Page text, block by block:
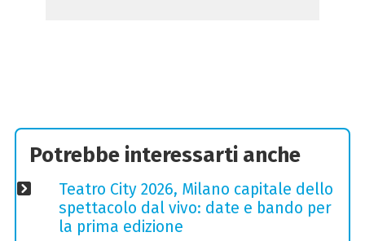
Potrebbe interessarti anche
Teatro City 2026, Milano capitale dello
spettacolo dal vivo: date e bando per
la prima edizione